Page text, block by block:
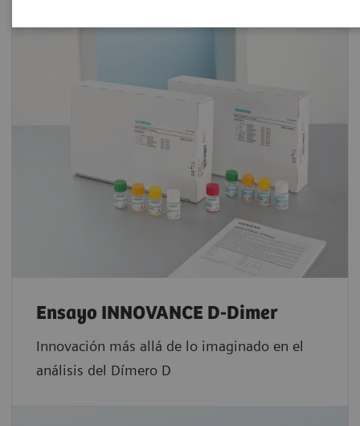
Ensayo INNOVANCE D-Dimer
Innovación más allá de lo imaginado en el
análisis del Dímero D